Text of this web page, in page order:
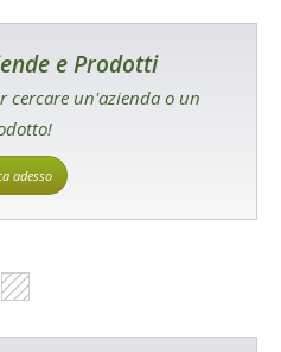
e Prodotti
cercare un'azienda o un
adesso